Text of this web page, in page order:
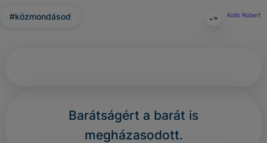
#közmondásod Kollo Robert
Barátságért a barát is
megházasodott.